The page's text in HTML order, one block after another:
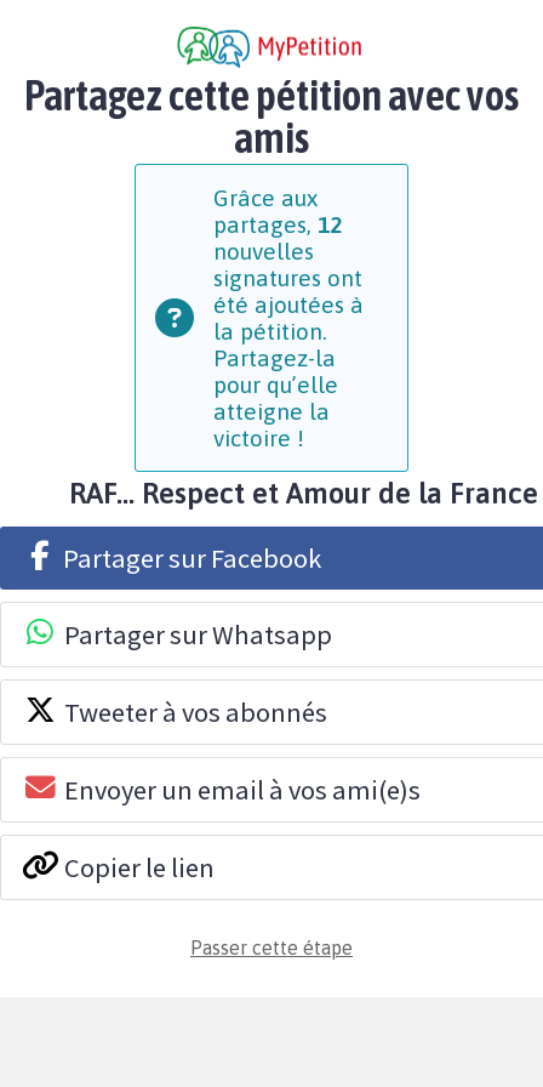
Partagez cette pétition avec vos
amis
Grâce aux
partages, 12
nouvelles
signatures ont
été ajoutées à
la pétition.
Partagez-la
pour qu’elle
atteigne la
victoire !
RAF... Respect et Amour de la France
Partager sur Facebook
Partager sur Whatsapp
Tweeter à vos abonnés
Envoyer un email à vos ami(e)s
Copier le lien
Passer cette étape